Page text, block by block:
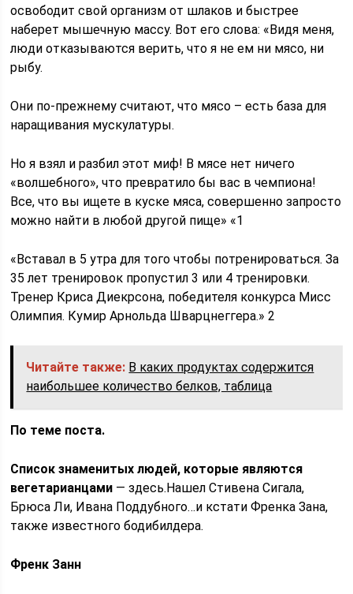
освободит свой организм от шлаков и быстрее
наберет мышечную массу. Вот его слова: «Видя меня,
люди отказываются верить, что я не ем ни мясо, ни
рыбу.
Они по-прежнему считают, что мясо – есть база для
наращивания мускулатуры.
Но я взял и разбил этот миф! В мясе нет ничего
«волшебного», что превратило бы вас в чемпиона!
Все, что вы ищете в куске мяса, совершенно запросто
можно найти в любой другой пище» «1
«Вставал в 5 утра для того чтобы потренироваться. За
35 лет тренировок пропустил 3 или 4 тренировки.
Тренер Криса Диекрсона, победителя конкурса Миcc
Олимпия. Кумир Арнольда Шварцнеггера.» 2
Читайте также: В каких продуктах содержится
наибольшее количество белков, таблица
По теме поста.
Список знаменитых людей, которые являются
вегетарианцами — здесь.Нашел Стивена Сигала,
Брюса Ли, Ивана Поддубного…и кстати Френка Зана,
также известного бодибилдера.
Френк Занн